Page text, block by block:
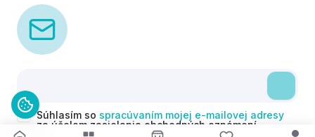
Súhlasím so spracúvaním mojej e-mailovej adresy
za účelom zasielania obchodných oznámení